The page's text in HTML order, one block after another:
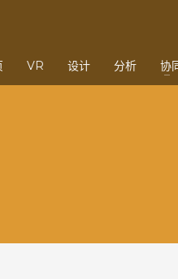
VR 设计 分析 协